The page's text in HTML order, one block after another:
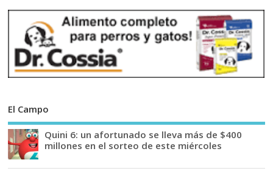
El Campo
Quini 6: un afortunado se lleva más de $400
millones en el sorteo de este miércoles